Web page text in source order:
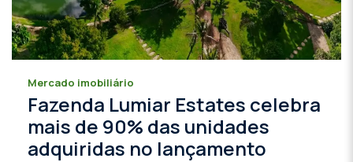
Mercado imobiliário
Fazenda Lumiar Estates celebra
mais de 90% das unidades
adquiridas no lançamento